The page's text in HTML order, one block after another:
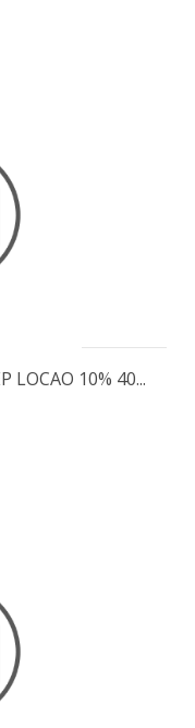
LOCAO 10% 40...